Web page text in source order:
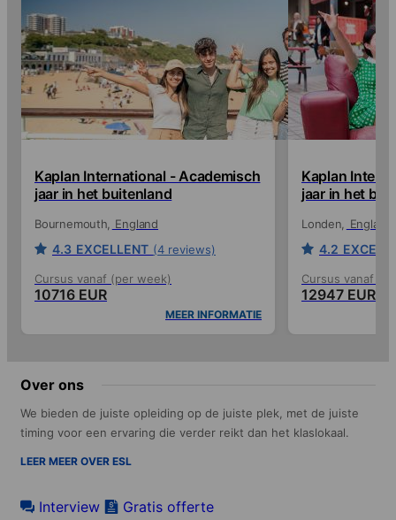
Kaplan International - Academisch
jaar in het buitenland
Bournemouth England
4.3 EXCELLENT (4 reviews)
Cursus vanaf (per week)
10716 EUR
MEER INFORMATIE
Kaplan
jaar in het
Londen England
4.2
Cursus vanaf
12947 EUR
Over ons
We bieden de juiste opleiding op de juiste plek, met de juiste
timing voor een ervaring die verder reikt dan het klaslokaal.
LEER MEER OVER ESL
Interview Gratis offerte